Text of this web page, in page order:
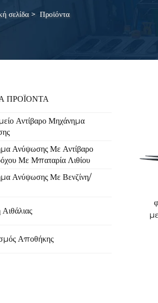
σελίδα > Προϊόντα
ΠΡΟΪΟΝΤΑ
Αντίβαρο Μηχάνημα
Ανύψωσης Με Αντίβαρο
Με Μπαταρία Λιθίου
Ανύψωσης Με Βενζίνη/
Αποθήκης